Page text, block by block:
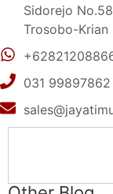
Sidorejo
Trosobo-Krian
031 99897862